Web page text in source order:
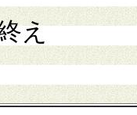
え